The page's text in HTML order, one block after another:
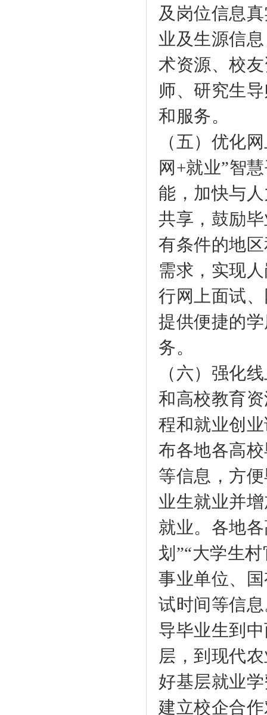
及岗位信息
业及生源信
术资源、校
师、研究生
和服务。
（五）优化
网+就业”智
能，加快与
共享，鼓励
有条件的地
需求，实现
行网上面试
提供便捷的
务。
（六）强化
和高校教育
程和就业创
布各地各高
等信息，方
业生就业并
就业。各地
划”“大学生
事业单位、
试时间等信
导毕业生到
层，到现代
好基层就业
建立校企合